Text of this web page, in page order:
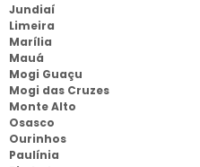
Jundiaí
Limeira
Marília
Mauá
Mogi Guaçu
Mogi das Cruzes
Monte Alto
Osasco
Ourinhos
Paulínia